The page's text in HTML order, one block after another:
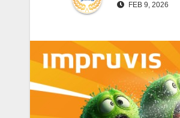
FEB 9, 2026